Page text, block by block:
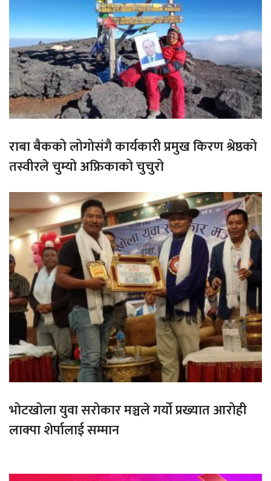
राबा बैकको लोगोसंगै कार्यकारी प्रमुख किरण श्रेष्ठको
तस्वीरले चुम्यो अफ्रिकाको चुचुरो
भोटखोला युवा सरोकार मञ्चले गर्यो प्रख्यात आरोही
लाक्पा शेर्पालाई सम्मान